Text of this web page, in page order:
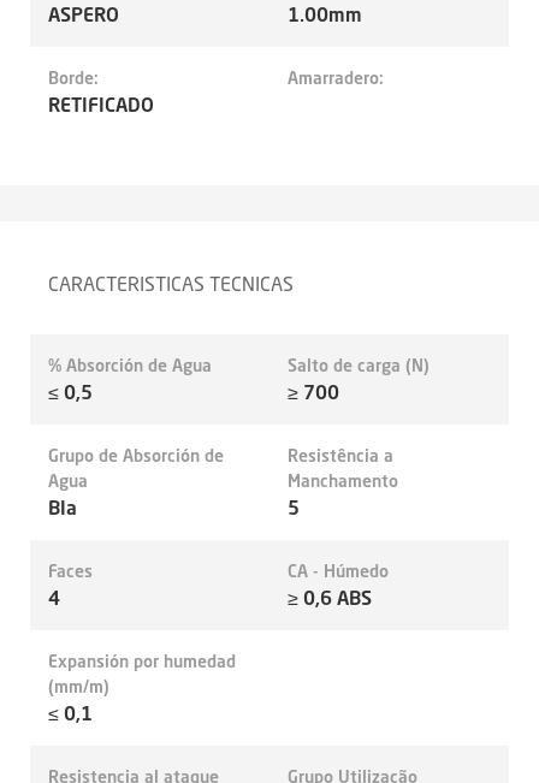
ASPERO 1.00mm
Borde:
RETIFICADO
Amarradero:
CARACTERISTICAS TECNICAS
% Absorción de Agua
≤ 0,5
Salto de carga (N)
≥ 700
Grupo de Absorción de
Agua
BIa
Resistência a
Manchamento
5
Faces
4
CA - Húmedo
≥ 0,6 ABS
Expansión por humedad
(mm/m)
≤ 0,1
Resistencia al ataque
Grupo Utilização